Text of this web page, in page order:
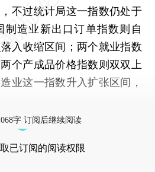
不过统计局这一指数仍处于
制造业新出口订单指数则自
入收缩区间；两个就业指数
个产成品价格指数则双双上
业这一指数升入扩张区间，
字 订阅后继续阅读
已订阅的阅读权限